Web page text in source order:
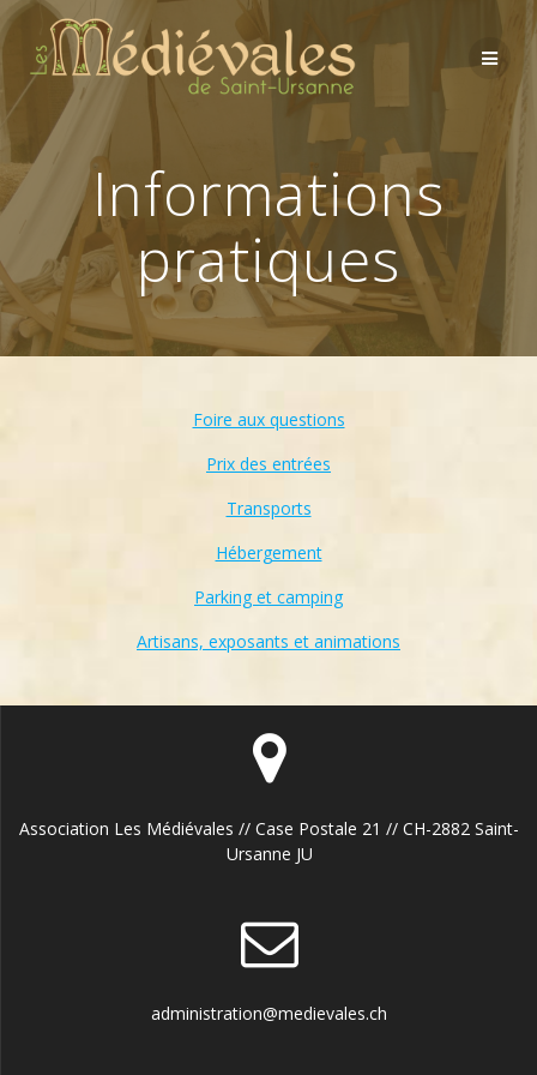
content
Informations
pratiques
Foire aux questions
Prix des entrées
Transports
Hébergement
Parking et camping
Artisans, exposants et animations
Association Les Médiévales // Case Postale 21 // CH-2882 Saint-
Ursanne JU
administration@medievales.ch